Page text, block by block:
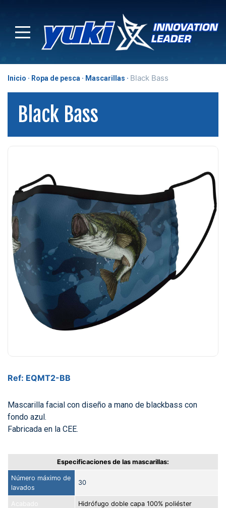
Inicio Ropa de pesca Mascarillas Black Bass
Black Bass
Ref: EQMT2-BB
Mascarilla facial con diseño a mano de blackbass con
fondo azul.
Fabricada en la CEE.
Especificaciones de las mascarillas:
Número máximo de
lavados
30
Acabado Hidrófugo doble capa 100% poliéster